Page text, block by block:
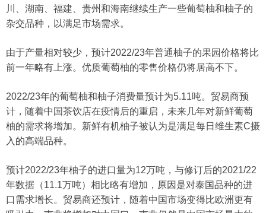
川、湖南、福建、贵州和海南继续生产一些葡萄柚和柚子的
杂交品种，以满足市场需求。
由于产量相对较少，预计2022/23年普通柚子的果园价格将比
前一年略有上涨。优质葡萄柚的零售价格仍将居高不下。
2022/23年的葡萄柚和柚子消费量预计为5.11吨。贸易商预
计，随着中国茶饮店在疫情后的重启，未来几年对新鲜葡萄
柚的需求将增加。新鲜有机柚子被认为是满足每日维生素C摄
入的高端品种。
预计2022/23年柚子的进口量为12万吨，与修订后的2021/22
年数据（11.1万吨）相比略有增加，原因是对泰国品种的进
口需求增长。贸易商还预计，随着中国市场变得比欧洲更有